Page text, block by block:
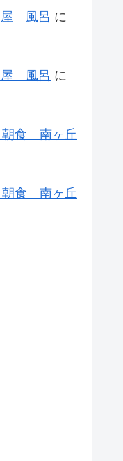
屋 風呂 に
屋 風呂 に
食 南ヶ丘
食 南ヶ丘